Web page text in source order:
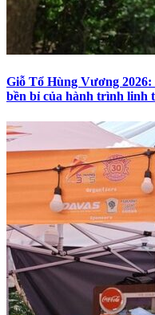
Giỗ Tổ Hùng Vương
bền bỉ của hành trình linh